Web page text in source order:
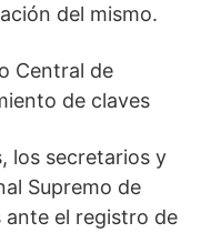
del mismo.
Central de
de claves
los secretarios y
Supremo de
el registro de